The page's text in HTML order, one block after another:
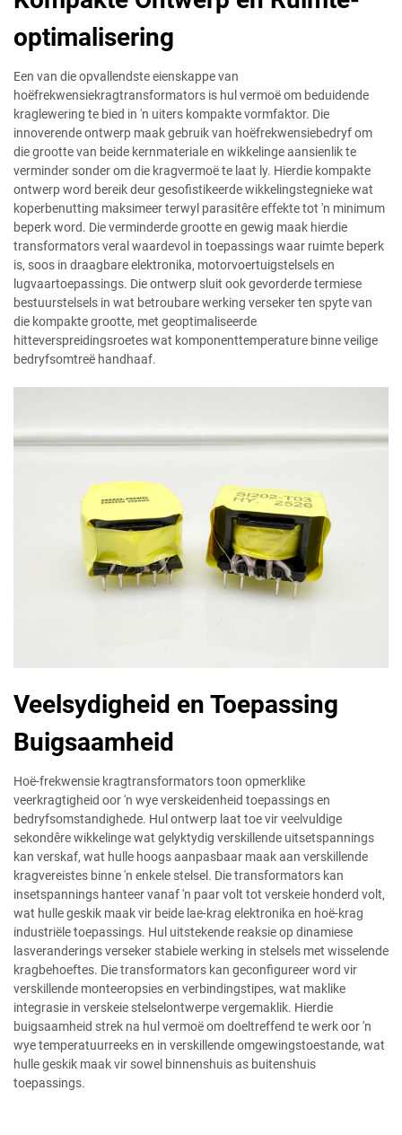
optimalisering
Een van die opvallendste eienskappe van
hoëfrekwensiekragtransformators is hul vermoë om beduidende
kraglewering te bied in 'n uiters kompakte vormfaktor. Die
innoverende ontwerp maak gebruik van hoëfrekwensiebedryf om
die grootte van beide kernmateriale en wikkelinge aansienlik te
verminder sonder om die kragvermoë te laat ly. Hierdie kompakte
ontwerp word bereik deur gesofistikeerde wikkelingstegnieke wat
koperbenutting maksimeer terwyl parasitêre effekte tot 'n minimum
beperk word. Die verminderde grootte en gewig maak hierdie
transformators veral waardevol in toepassings waar ruimte beperk
is, soos in draagbare elektronika, motorvoertuigstelsels en
lugvaartoepassings. Die ontwerp sluit ook gevorderde termiese
bestuurstelsels in wat betroubare werking verseker ten spyte van
die kompakte grootte, met geoptimaliseerde
hitteverspreidingsroetes wat komponenttemperature binne veilige
bedryfsomtreë handhaaf.
Veelsydigheid en Toepassing
Buigsaamheid
Hoë-frekwensie kragtransformators toon opmerklike
veerkragtigheid oor 'n wye verskeidenheid toepassings en
bedryfsomstandighede. Hul ontwerp laat toe vir veelvuldige
sekondêre wikkelinge wat gelyktydig verskillende uitsetspannings
kan verskaf, wat hulle hoogs aanpasbaar maak aan verskillende
kragvereistes binne 'n enkele stelsel. Die transformators kan
insetspannings hanteer vanaf 'n paar volt tot verskeie honderd volt,
wat hulle geskik maak vir beide lae-krag elektronika en hoë-krag
industriële toepassings. Hul uitstekende reaksie op dinamiese
lasveranderings verseker stabiele werking in stelsels met wisselende
kragbehoeftes. Die transformators kan geconfigureer word vir
verskillende monteeropsies en verbindingstipes, wat maklike
integrasie in verskeie stelselontwerpe vergemaklik. Hierdie
buigsaamheid strek na hul vermoë om doeltreffend te werk oor 'n
wye temperatuurreeks en in verskillende omgewingstoestande, wat
hulle geskik maak vir sowel binnenshuis as buitenshuis
toepassings.